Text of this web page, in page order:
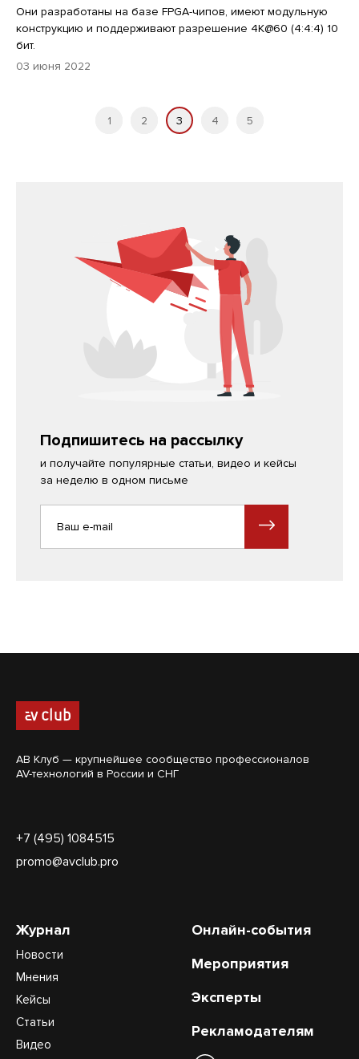
Они разработаны на базе FPGA-чипов, имеют модульную
конструкцию и поддерживают разрешение 4K@60 (4:4:4) 10
бит.
03 июня 2022
1 2 3 4 5
Подпишитесь на рассылку
и получайте популярные статьи, видео и кейсы
за неделю в одном письме
АВ Клуб — крупнейшее сообщество профессионалов
AV-технологий в России и СНГ
+7 (495) 1084515
promo@avclub.pro
Журнал
Новости
Мнения
Кейсы
Статьи
Видео
Онлайн-события
Мероприятия
Эксперты
Рекламодателям